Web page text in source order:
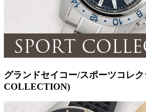
グランドセイコー/スポーツコレ
COLLECTION)